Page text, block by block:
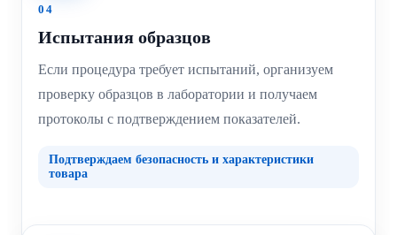
04
Испытания образцов
Если процедура требует испытаний, организуем
проверку образцов в лаборатории и получаем
протоколы с подтверждением показателей.
Подтверждаем безопасность и характеристики
товара